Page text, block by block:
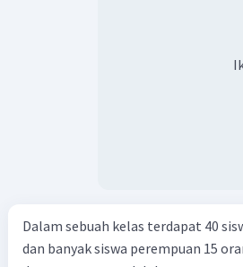
Dalam sebuah kelas terdapat 40
dan banyak siswa perempuan 15